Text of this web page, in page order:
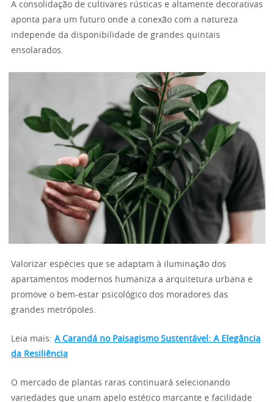
A consolidação de cultivares rústicas e altamente decorativas
aponta para um futuro onde a conexão com a natureza
independe da disponibilidade de grandes quintais
ensolarados.
Valorizar espécies que se adaptam à iluminação dos
apartamentos modernos humaniza a arquitetura urbana e
promove o bem-estar psicológico dos moradores das
grandes metrópoles.
Leia mais: A Carandá no Paisagismo Sustentável: A Elegância
da Resiliência
O mercado de plantas raras continuará selecionando
variedades que unam apelo estético marcante e facilidade